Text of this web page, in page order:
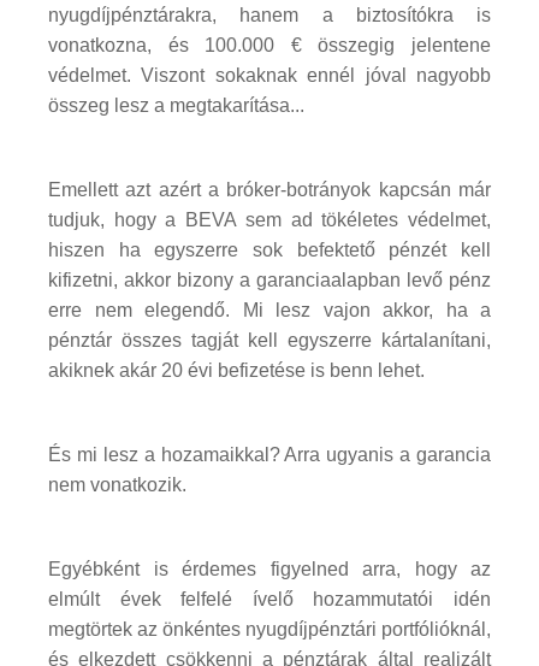
nyugdíjpénztárakra, hanem a biztosítókra is
vonatkozna, és 100.000 € összegig jelentene
védelmet. Viszont sokaknak ennél jóval nagyobb
összeg lesz a megtakarítása...
Emellett azt azért a bróker-botrányok kapcsán már
tudjuk, hogy a BEVA sem ad tökéletes védelmet,
hiszen ha egyszerre sok befektető pénzét kell
kifizetni, akkor bizony a garanciaalapban levő pénz
erre nem elegendő. Mi lesz vajon akkor, ha a
pénztár összes tagját kell egyszerre kártalanítani,
akiknek akár 20 évi befizetése is benn lehet.
És mi lesz a hozamaikkal? Arra ugyanis a garancia
nem vonatkozik.
Egyébként is érdemes figyelned arra, hogy az
elmúlt évek felfelé ívelő hozammutatói idén
megtörtek az önkéntes nyugdíjpénztári portfólióknál,
és elkezdett csökkenni a pénztárak által realizált